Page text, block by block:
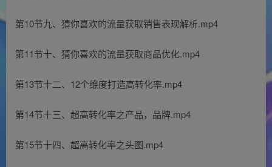
第10节九、猜你喜欢的流量获取销售表现解析.mp4
第11节十、猜你喜欢的流量获取商品优化.mp4
第13节十二、12个维度打造高转化率.mp4
第14节十三、超高转化率之产品，品牌.mp4
第15节十四、超高转化率之头图.mp4